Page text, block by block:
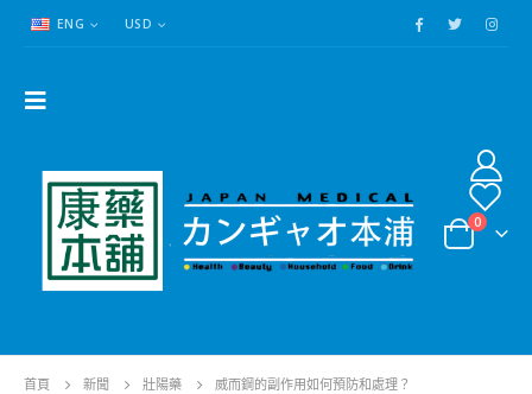
ENG USD
0
首頁 新聞 壯陽藥 威而鋼的副作用如何預防和處理？